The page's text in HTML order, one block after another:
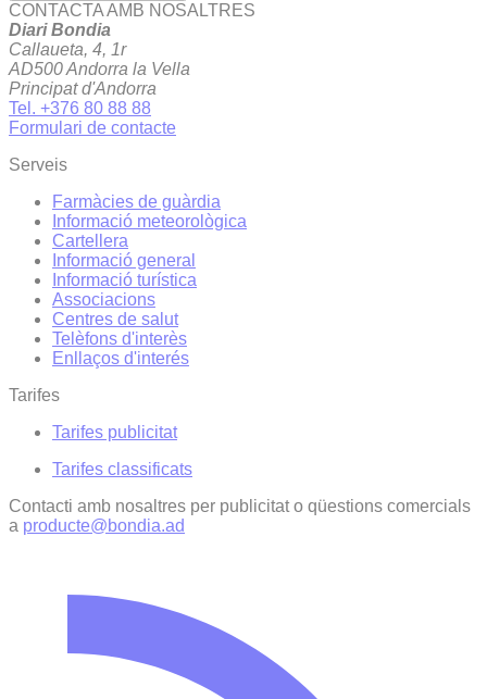
CONTACTA AMB NOSALTRES
Diari Bondia
Callaueta, 4, 1r
AD500 Andorra la Vella
Principat d'Andorra
Tel. +376 80 88 88
Formulari de contacte
Serveis
Farmàcies de guàrdia
Informació meteorològica
Cartellera
Informació general
Informació turística
Associacions
Centres de salut
Telèfons d'interès
Enllaços d'interés
Tarifes
Tarifes publicitat
Tarifes classificats
Contacti amb nosaltres per publicitat o qüestions comercials
a producte@bondia.ad